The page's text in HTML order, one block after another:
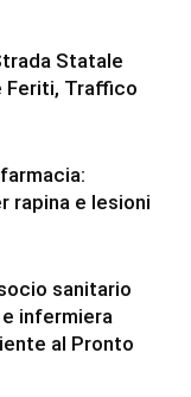
Statale
Feriti, Traffico
rapina e lesioni
sanitario
infermiera
al Pronto